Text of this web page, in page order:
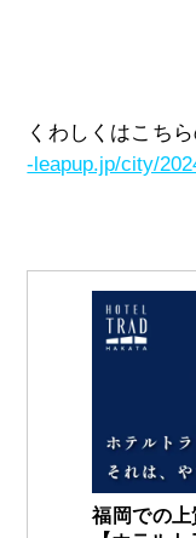
くわしくはこち
-leapup.jp/city/
福岡での上